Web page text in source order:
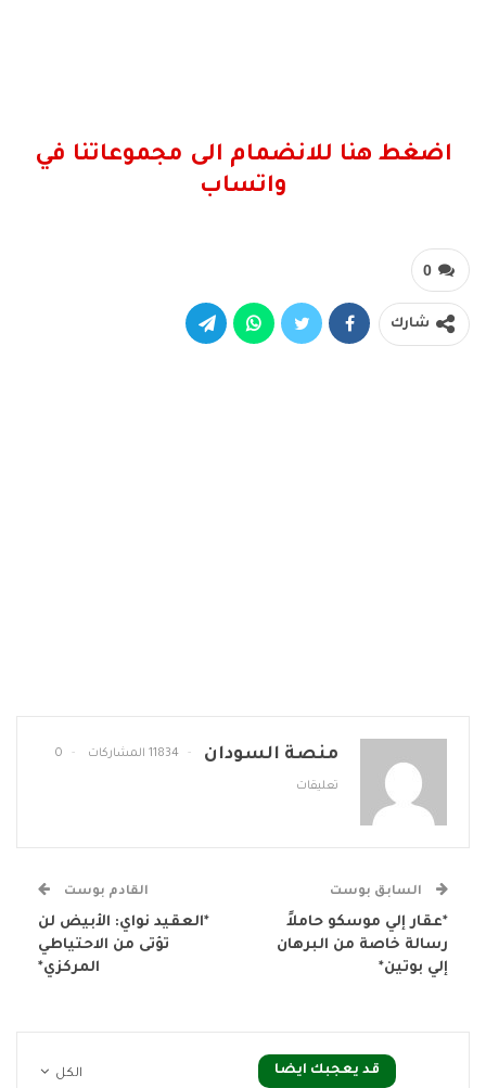
اضغط هنا للانضمام الى مجموعاتنا في
واتساب
0
شارك
منصة السودان 11834 المشاركات 0
تعليقات
السابق بوست
*عقار إلي موسكو حاملاً
رسالة خاصة من البرهان
إلي بوتين*
القادم بوست
*العقيد نواي: الأبيض لن
تؤتى من الاحتياطي
المركزي*
الكل قد يعجبك ايضا